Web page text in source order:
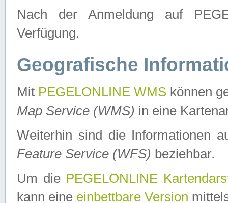
Nach der Anmeldung auf
Verfügung.
Geografische
Mit PEGELONLINE WMS können
Map Service (WMS) in eine
Weiterhin sind die Informationen
Feature Service (WFS) beziehbar.
Um die PEGELONLINE
kann eine einbettbare Version